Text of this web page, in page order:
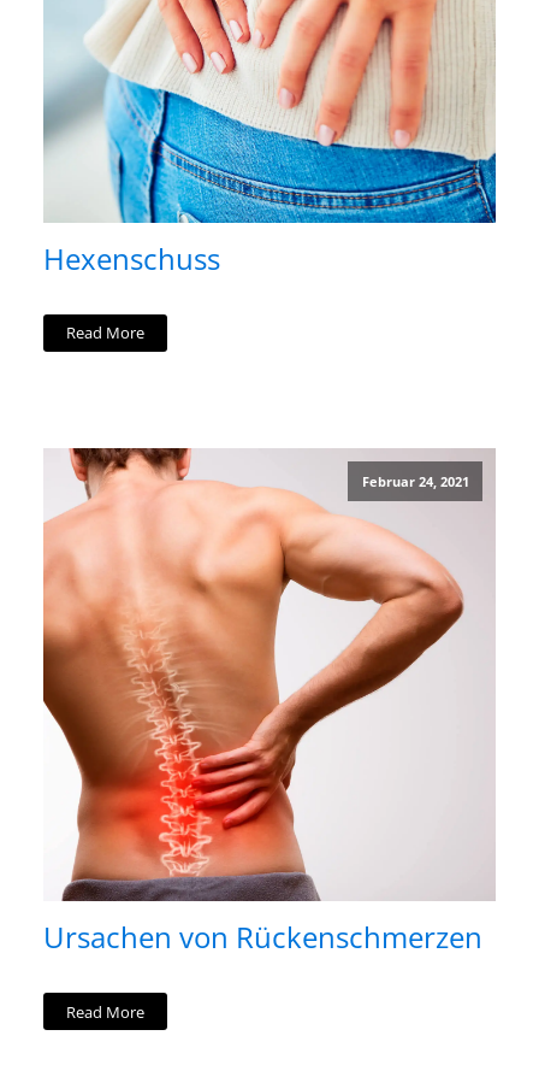
Hexenschuss
Read More
Februar 24, 2021
Ursachen von Rückenschmerzen
Read More